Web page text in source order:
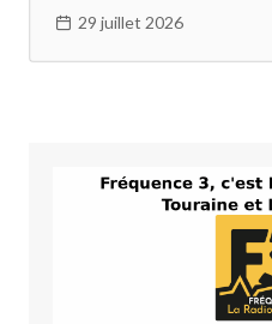
29 juillet 2026